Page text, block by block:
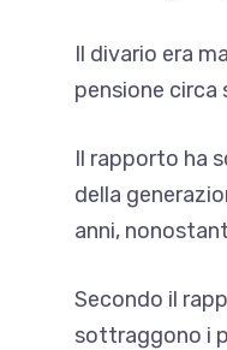
Il divario era
pensione circa
Il rapporto ha
della
anni,
Secondo il
sottraggono i